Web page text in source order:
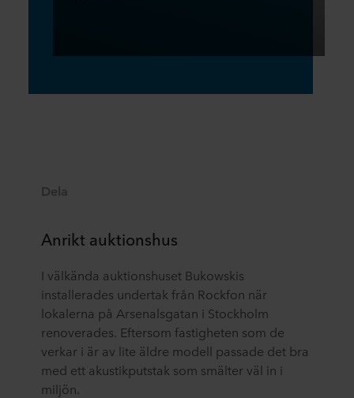
Dela
Anrikt auktionshus
I välkända auktionshuset Bukowskis
installerades undertak från Rockfon när
lokalerna på Arsenalsgatan i Stockholm
renoverades. Eftersom fastigheten som de
verkar i är av lite äldre modell passade det bra
med ett akustikputstak som smälter väl in i
miljön.